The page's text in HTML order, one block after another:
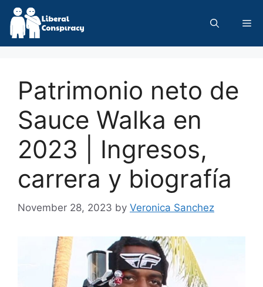
Skip
content
Patrimonio neto de
Sauce Walka en
2023 | Ingresos,
carrera y biografía
November 28, 2023 by Veronica Sanchez